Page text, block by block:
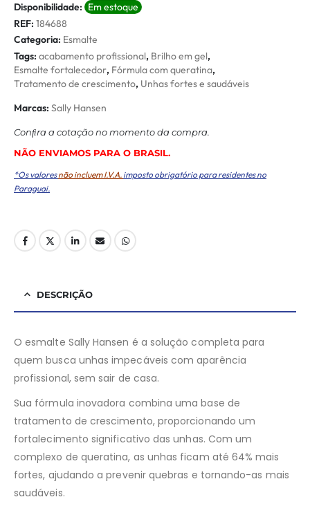
Disponibilidade: Em estoque
REF: 184688
Categoria: Esmalte
Tags: acabamento profissional, Brilho em gel,
Esmalte fortalecedor, Fórmula com queratina,
Tratamento de crescimento, Unhas fortes e saudáveis
Marcas: Sally Hansen
Conﬁra a cotação no momento da compra.
NÃO ENVIAMOS PARA O BRASIL.
*Os valoresnão incluem I.V.A. imposto obrigatório para residentes no
Paraguai.
DESCRIÇÃO
O esmalte Sally Hansen é a solução completa para
quem busca unhas impecáveis com aparência
profissional, sem sair de casa.
Sua fórmula inovadora combina uma base de
tratamento de crescimento, proporcionando um
fortalecimento significativo das unhas. Com um
complexo de queratina, as unhas ficam até 64% mais
fortes, ajudando a prevenir quebras e tornando-as mais
saudáveis.